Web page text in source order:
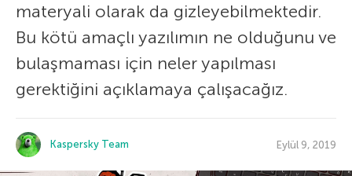
materyali olarak da gizleyebilmektedir.
Bu kötü amaçlı yazılımın ne olduğunu ve
bulaşmaması için neler yapılması
gerektiğini açıklamaya çalışacağız.
Kaspersky Team Eylül 9, 2019